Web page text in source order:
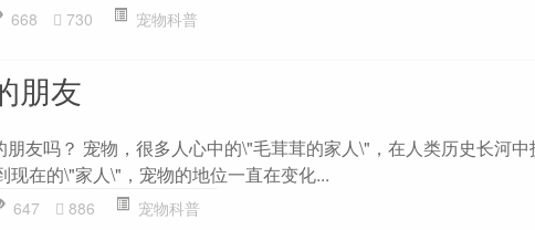
668 730 宠物科普
朋友
友吗？ 宠物，很多人心中的\"毛茸茸的家人\"，在人类历史长河中
现在的\"家人\"，宠物的地位一直在变化...
647 886 宠物科普